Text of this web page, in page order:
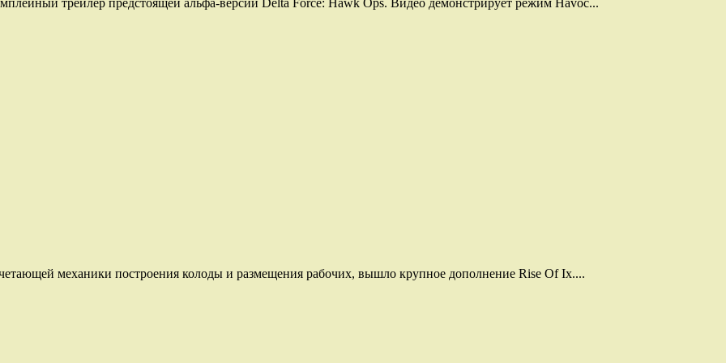
трейлер предстоящей альфа-версии Delta Force: Hawk Ops. Видео демонстрирует режим Havoc...
механики построения колоды и размещения рабочих, вышло крупное дополнение Rise Of Ix....